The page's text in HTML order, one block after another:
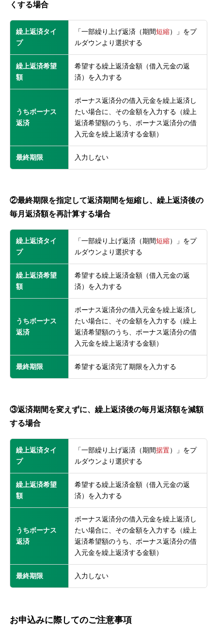
くする場合
繰上返済タイ
プ
「一部繰り上げ返済（期間短縮）」をプ
ルダウンより選択する
繰上返済希望
額
希望する繰上返済金額（借入元金の返
済）を入力する
うちボーナス
返済
ボーナス返済分の借入元金を繰上返済し
たい場合に、その金額を入力する（繰上
返済希望額のうち、ボーナス返済分の借
入元金を繰上返済する金額）
最終期限 入力しない
②最終期限を指定して返済期間を短縮し、繰上返済後の
毎月返済額を再計算する場合
繰上返済タイ
プ
「一部繰り上げ返済（期間短縮）」をプ
ルダウンより選択する
繰上返済希望
額
希望する繰上返済金額（借入元金の返
済）を入力する
うちボーナス
返済
ボーナス返済分の借入元金を繰上返済し
たい場合に、その金額を入力する（繰上
返済希望額のうち、ボーナス返済分の借
入元金を繰上返済する金額）
最終期限 希望する返済完了期限を入力する
③返済期間を変えずに、繰上返済後の毎月返済額を減額
する場合
繰上返済タイ
プ
「一部繰り上げ返済（期間据置）」をプ
ルダウンより選択する
繰上返済希望
額
希望する繰上返済金額（借入元金の返
済）を入力する
うちボーナス
返済
ボーナス返済分の借入元金を繰上返済し
たい場合に、その金額を入力する（繰上
返済希望額のうち、ボーナス返済分の借
入元金を繰上返済する金額）
最終期限 入力しない
お申込みに際してのご注意事項